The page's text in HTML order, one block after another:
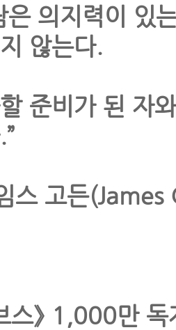
은 의지력이 있
않는다.
준비가 된 자
스 고든
스》 1,000만